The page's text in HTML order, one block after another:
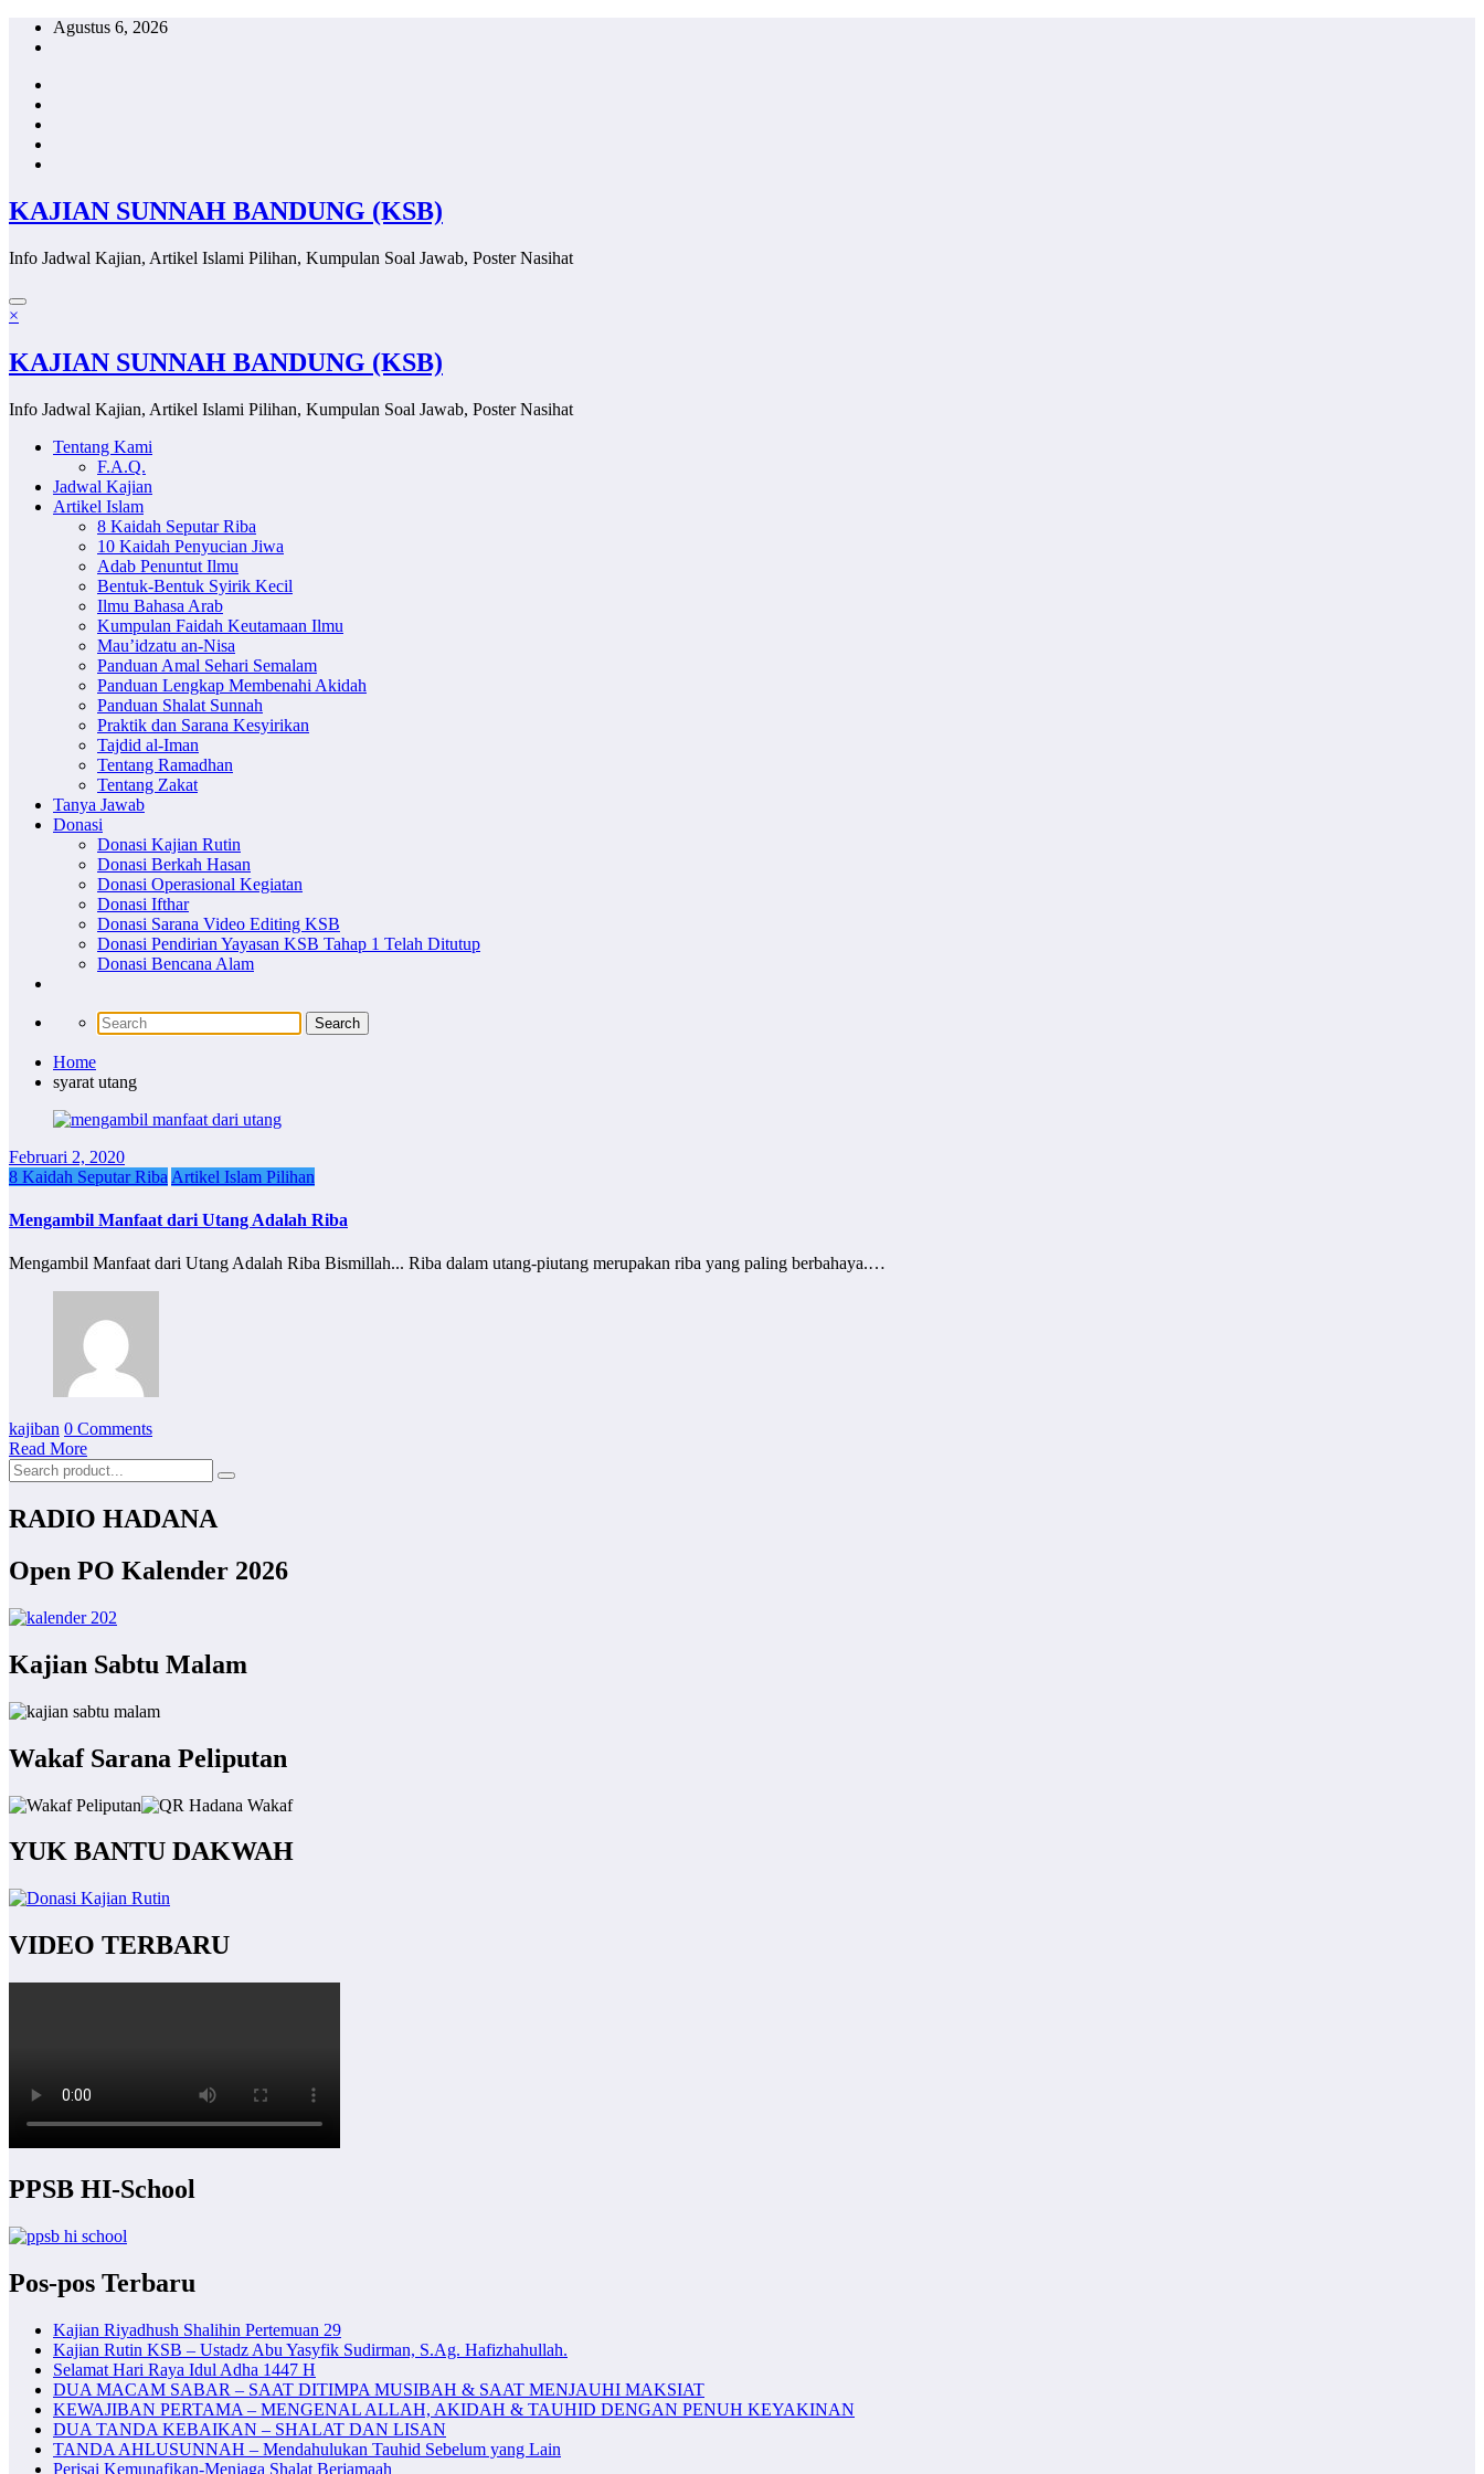
Skip
Agustus 6, 2026
KAJIAN SUNNAH BANDUNG (KSB)
Info Jadwal Kajian, Artikel Islami Pilihan, Kumpulan Soal Jawab, Poster Nasihat
×
KAJIAN SUNNAH BANDUNG (KSB)
Info Jadwal Kajian, Artikel Islami Pilihan, Kumpulan Soal Jawab, Poster Nasihat
Tentang Kami
F.A.Q.
Jadwal Kajian
Artikel Islam
8 Kaidah Seputar Riba
10 Kaidah Penyucian Jiwa
Adab Penuntut Ilmu
Bentuk-Bentuk Syirik Kecil
Ilmu Bahasa Arab
Kumpulan Faidah Keutamaan Ilmu
Mau’idzatu an-Nisa
Panduan Amal Sehari Semalam
Panduan Lengkap Membenahi Akidah
Panduan Shalat Sunnah
Praktik dan Sarana Kesyirikan
Tajdid al-Iman
Tentang Ramadhan
Tentang Zakat
Tanya Jawab
Donasi
Donasi Kajian Rutin
Donasi Berkah Hasan
Donasi Operasional Kegiatan
Donasi Ifthar
Donasi Sarana Video Editing KSB
Donasi Pendirian Yayasan KSB Tahap 1 Telah Ditutup
Donasi Bencana Alam
Home
syarat utang
Februari 2, 2020
8 Kaidah Seputar Riba Artikel Islam Pilihan
Mengambil Manfaat dari Utang Adalah Riba
Mengambil Manfaat dari Utang Adalah Riba Bismillah... Riba dalam utang-piutang merupakan riba yang paling berbahaya.…
kajiban 0 Comments
Read More
RADIO HADANA
Open PO Kalender 2026
Kajian Sabtu Malam
Wakaf Sarana Peliputan
YUK BANTU DAKWAH
VIDEO TERBARU
PPSB HI-School
Pos-pos Terbaru
Kajian Riyadhush Shalihin Pertemuan 29
Kajian Rutin KSB – Ustadz Abu Yasyfik Sudirman, S.Ag. Hafizhahullah.
Selamat Hari Raya Idul Adha 1447 H
DUA MACAM SABAR – SAAT DITIMPA MUSIBAH & SAAT MENJAUHI MAKSIAT
KEWAJIBAN PERTAMA – MENGENAL ALLAH, AKIDAH & TAUHID DENGAN PENUH KEYAKINAN
DUA TANDA KEBAIKAN – SHALAT DAN LISAN
TANDA AHLUSUNNAH – Mendahulukan Tauhid Sebelum yang Lain
Perisai Kemunafikan-Menjaga Shalat Berjamaah